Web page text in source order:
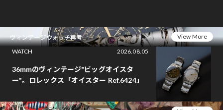
ヴィンテージウォッチ再考
View More
WATCH
2026.08.05
36mmのヴィンテージ"ビッグオイスタ
ー"。ロレックス「オイスター Ref.6424」